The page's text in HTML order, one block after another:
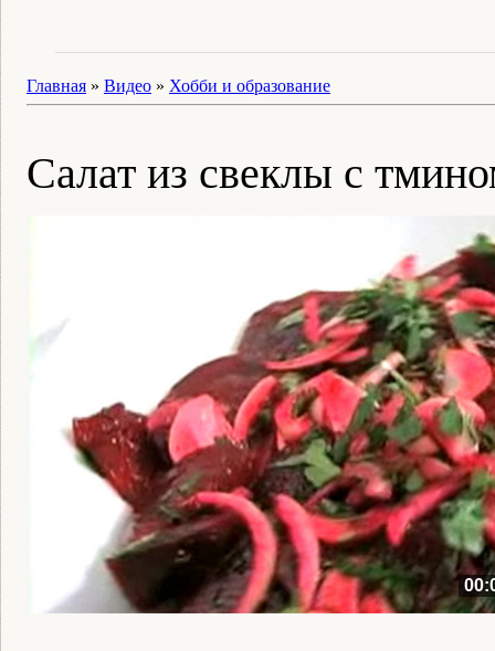
Главная » Видео » Хобби и образование
Салат из свеклы с